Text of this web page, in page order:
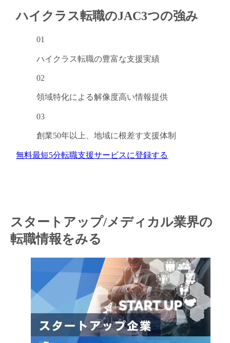
閉じる
ハイクラス転職のJAC3つの強み
01
ハイクラス転職の豊富な支援実績
02
領域特化による解像度高い情報提供
03
創業50年以上、地域に根差す支援体制
無料最短5分転職支援サービスに登録する
スタートアップ/メディカル業界の
転職情報をみる